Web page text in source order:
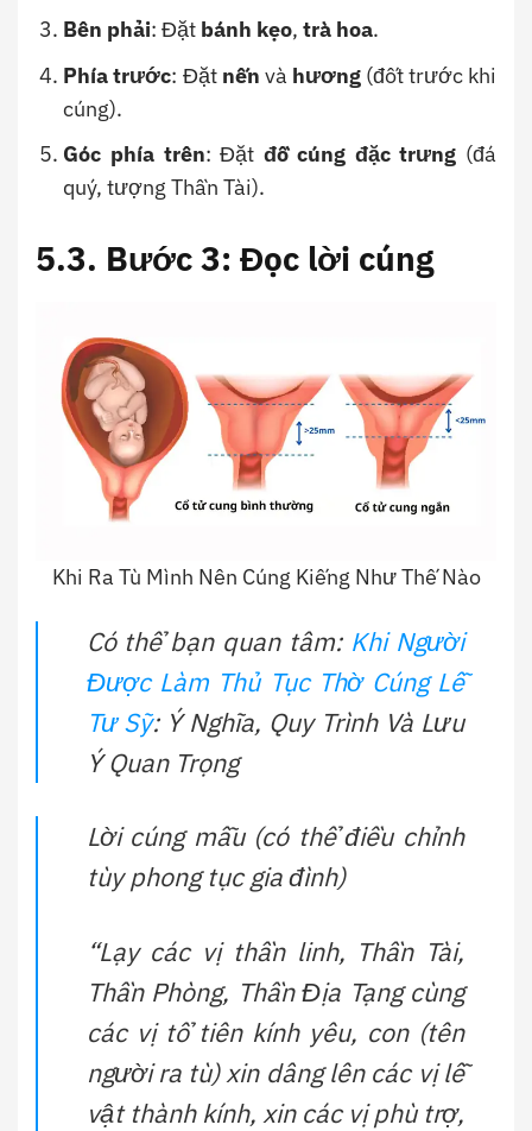
Bên phải: Đặt bánh kẹo,trà hoa.
Phía trước: Đặt nến và hương(đốt trước khi
cúng).
Góc phía trên: Đặt đồ cúng đặc trưng (đá
quý, tượng Thần Tài).
5.3. Bước 3: Đọc lời cúng
Khi Ra Tù Mình Nên Cúng Kiếng Như Thế Nào
Có thể bạn quan tâm: Khi Người
Được Làm Thủ Tục Thờ Cúng Lễ
Tư Sỹ: Ý Nghĩa, Quy Trình Và Lưu
Ý Quan Trọng
Lời cúng mẫu (có thể điều chỉnh
tùy phong tục gia đình)
“Lạy các vị thần linh, Thần Tài,
Thần Phòng, Thần Địa Tạng cùng
các vị tổ tiên kính yêu, con (tên
người ra tù) xin dâng lên các vị lễ
vật thành kính, xin các vị phù trợ,